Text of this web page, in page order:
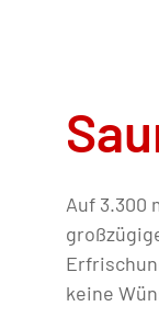
Auf 3.300
keine